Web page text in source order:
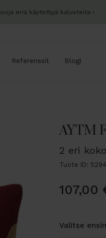
eriä käytettyjä kalusteita
Referenssit Blogi
AYTM
2 eri
Tuote ID: 5294
107,00
Valitse